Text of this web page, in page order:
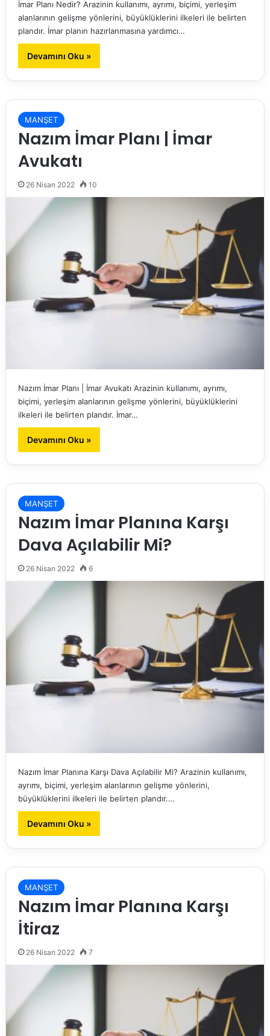
İmar Planı Nedir? Arazinin kullanımı, ayrımı, biçimi, yerleşim
alanlarının gelişme yönlerini, büyüklüklerini ilkeleri ile belirten
plandır. İmar planın hazırlanmasına yardımcı…
Devamını Oku »
MANŞET
Nazım İmar Planı | İmar
Avukatı
26 Nisan 2022 10
Nazım İmar Planı | İmar Avukatı Arazinin kullanımı, ayrımı,
biçimi, yerleşim alanlarının gelişme yönlerini, büyüklüklerini
ilkeleri ile belirten plandır. İmar…
Devamını Oku »
MANŞET
Nazım İmar Planına Karşı
Dava Açılabilir Mi?
26 Nisan 2022 6
Nazım İmar Planına Karşı Dava Açılabilir Mi? Arazinin kullanımı,
ayrımı, biçimi, yerleşim alanlarının gelişme yönlerini,
büyüklüklerini ilkeleri ile belirten plandır.…
Devamını Oku »
MANŞET
Nazım İmar Planına Karşı
İtiraz
26 Nisan 2022 7